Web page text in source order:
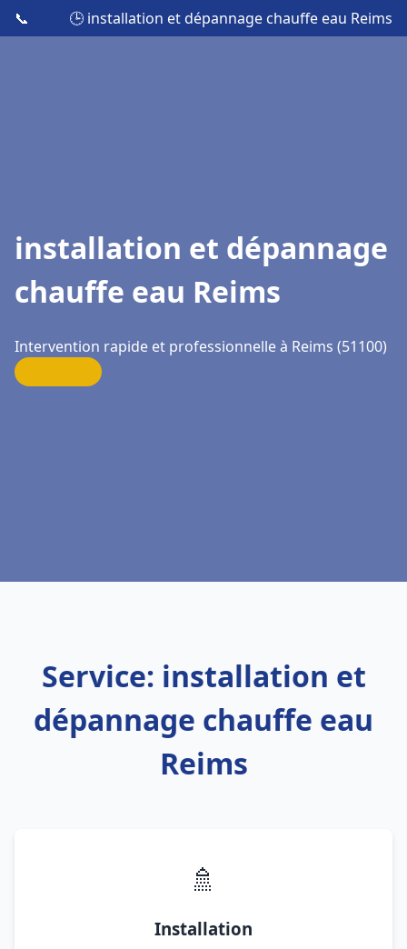
📞 🕒 installation et dépannage chauffe eau Reims
installation et dépannage
chauffe eau Reims
Intervention rapide et professionnelle à Reims (51100)
Service: installation et
dépannage chauffe eau
Reims
🚿
Installation